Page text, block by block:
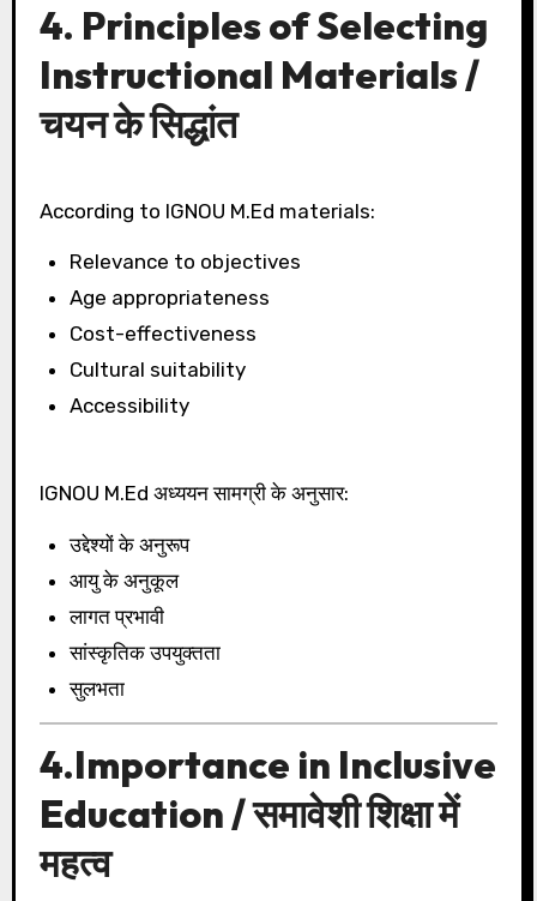
4. Principles of Selecting
Instructional Materials /
चयन के सिद्धांत
According to IGNOU M.Ed materials:
Relevance to objectives
Age appropriateness
Cost-effectiveness
Cultural suitability
Accessibility
IGNOU M.Ed अध्ययन सामग्री के अनुसार:
उद्देश्यों के अनुरूप
आयु के अनुकूल
लागत प्रभावी
सांस्कृतिक उपयुक्तता
सुलभता
4.Importance in Inclusive
Education / समावेशी शिक्षा में
महत्व